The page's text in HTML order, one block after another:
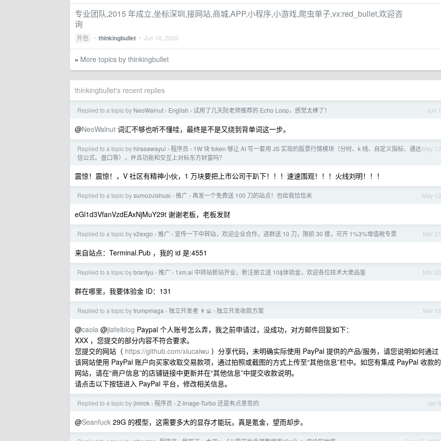
专业团队,2015 年成立,坐标深圳,接网站,商城,APP,小程序,小游戏,爬虫单子,vx:red_bullet,欢迎咨
询
外包 • thinkingbullet • Jun 16, 2020
» More topics by thinkingbullet
thinkingbullet's recent replies
Jun 1
Replied to a topic by NeoWalnut › English › 试用了几天阮老师推荐的 Echo Loop，感觉太棒了！
@NeoWalnut 词汇不够也听不懂哇，最终是不是又绕到背单词这一步。
May 12
Replied to a topic by hirasawayui › 程序员 › 1W 块 token 够让 AI 写一套用 JS 实现的股票行情模块（分时、k 线、自定义指标、通达
信公式、盘口等），并且功能和交互上对标东方财富吗？
震惊！震惊！，V 社区有精神小伙，1 万块要把上市公司干趴下！！！速速围观！！！火线刘明！！！
May 12
Replied to a topic bysumozuishuai › 推广 › 再发一个免费送 100 刀的站点！也给我恰恰米
eGl1d3VfanVzdEAxNjMuY29t 谢谢老板，老板发财
Mar 21
Replied to a topic byv2exgo › 推广 › 宣传一下中转站，欢迎企业合作，进群送 10 刀，限前 30 楼，可开 1%3%增值税专票
来自站点：Terminal.Pub ，我的 id 是:4551
Mar 20
Replied to a topic bybrantyu › 推广 › 1xm.ai 中转站新站开业，新注册立送 10$体验金，欢迎各位技术大佬品鉴
群在哪里，我要体验金 ID：131
Mar 16
Replied to a topic bytrumpmaga › 独立开发者 👨‍💻 › 独立开发收款方案
@caola @jiafeiblog Paypal 个人账号怎么弄，我之前申请过，没成功，对方邮件回复如下：
XXX ，您提交的部分内容不符合要求。
您提交的网站（ https://github.com/xiucaiwu ）分享代码，未明确实际使用 PayPal 提供的产品/服务，请您说明如何通过
该网站使用 PayPal 账户向买家收取交易款项，通过拍照或截图的方式上传至“其他信息”栏中。如您有集成 PayPal 收款的
网站，请在“商户信息”的店铺链接中更新并在“其他信息”中提交收款说明。
请点击以下按钮进入 PayPal 平台，修改相关信息。
Jan 8
Replied to a topic byjimrok › 程序员 › Z-Image-Turbo 还是有点意思的
@Seanfuck 29G 的模型，这需要多大的显存才能玩，真是氪金，望而却步。